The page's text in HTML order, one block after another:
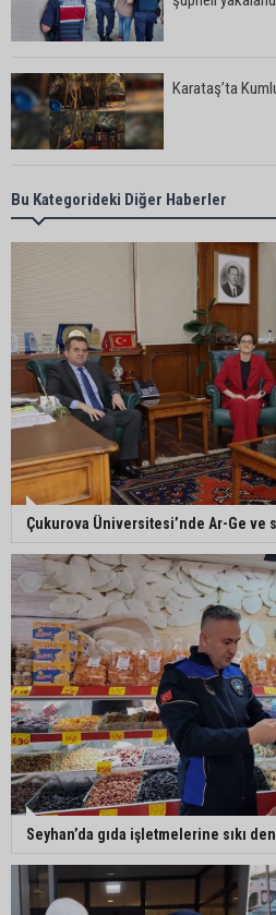
Karataş’ta
Bekir
Ceyhan’da
Ceyhan’da açık
parkta devam
5. Yunusoğlu
Ceyhan’da
çalışması
Orhan
“Bizim belediye
Siz önce onu
Bu Kategorideki Diğer Haberler
Çukurova Üniversitesi’nde Ar-Ge ve
Seyhan’da gıda işletmelerine sıkı